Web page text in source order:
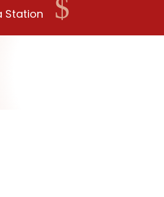
$
Station